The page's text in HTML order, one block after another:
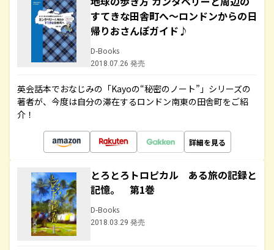
すてきな田舎町へ～ロンドンからの日
帰りおさんぽガイド♪
D-Books
2018.07.26 発売
英会話本でおなじみの「Kayoの“秘密のノート”」シリーズの
著者が、今度は自分の滞在するロンドン南東の田舎町をご紹
介！
詳細を見る
とろとろトロピカル ある旅の記録と
記憶。 第1巻
D-Books
2018.03.29 発売